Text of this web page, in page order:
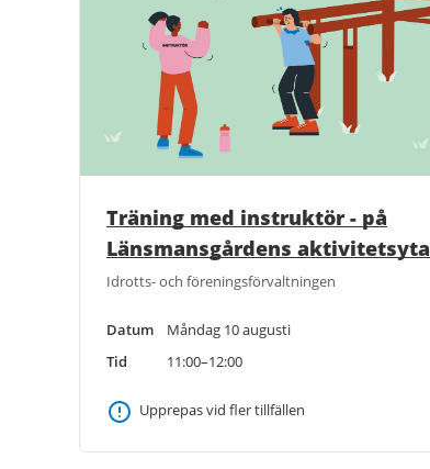
Träning med instruktör - på
Länsmansgårdens aktivitetsyta
Idrotts- och föreningsförvaltningen
Datum
Måndag 10 augusti
Tid
11:00–12:00
Upprepas vid fler tillfällen